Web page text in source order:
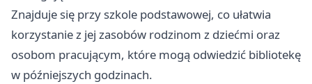
Znajduje się przy szkole podstawowej, co ułatwia
korzystanie z jej zasobów rodzinom z dziećmi oraz
osobom pracującym, które mogą odwiedzić bibliotekę
w późniejszych godzinach.